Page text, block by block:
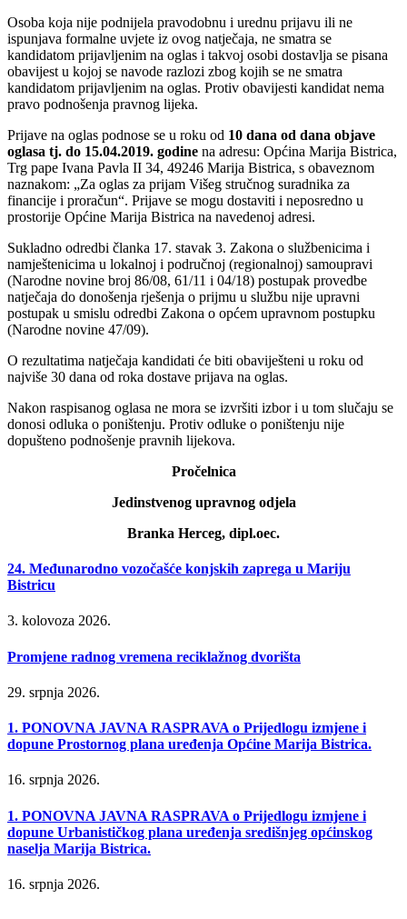
Osoba koja nije podnijela pravodobnu i urednu prijavu ili ne
ispunjava formalne uvjete iz ovog natječaja, ne smatra se
kandidatom prijavljenim na oglas i takvoj osobi dostavlja se pisana
obavijest u kojoj se navode razlozi zbog kojih se ne smatra
kandidatom prijavljenim na oglas. Protiv obavijesti kandidat nema
pravo podnošenja pravnog lijeka.
Prijave na oglas podnose se u roku od 10 dana od dana objave
oglasa tj. do 15.04.2019. godine na adresu: Općina Marija Bistrica,
Trg pape Ivana Pavla II 34, 49246 Marija Bistrica, s obaveznom
naznakom: „Za oglas za prijam Višeg stručnog suradnika za
financije i proračun“. Prijave se mogu dostaviti i neposredno u
prostorije Općine Marija Bistrica na navedenoj adresi.
Sukladno odredbi članka 17. stavak 3. Zakona o službenicima i
namještenicima u lokalnoj i područnoj (regionalnoj) samoupravi
(Narodne novine broj 86/08, 61/11 i 04/18) postupak provedbe
natječaja do donošenja rješenja o prijmu u službu nije upravni
postupak u smislu odredbi Zakona o općem upravnom postupku
(Narodne novine 47/09).
O rezultatima natječaja kandidati će biti obaviješteni u roku od
najviše 30 dana od roka dostave prijava na oglas.
Nakon raspisanog oglasa ne mora se izvršiti izbor i u tom slučaju se
donosi odluka o poništenju. Protiv odluke o poništenju nije
dopušteno podnošenje pravnih lijekova.
Pročelnica
Jedinstvenog upravnog odjela
Branka Herceg, dipl.oec.
24. Međunarodno vozočašće konjskih zaprega u Mariju
Bistricu
3. kolovoza 2026.
Promjene radnog vremena reciklažnog dvorišta
29. srpnja 2026.
1. PONOVNA JAVNA RASPRAVA o Prijedlogu izmjene i
dopune Prostornog plana uređenja Općine Marija Bistrica.
16. srpnja 2026.
1. PONOVNA JAVNA RASPRAVA o Prijedlogu izmjene i
dopune Urbanističkog plana uređenja središnjeg općinskog
naselja Marija Bistrica.
16. srpnja 2026.